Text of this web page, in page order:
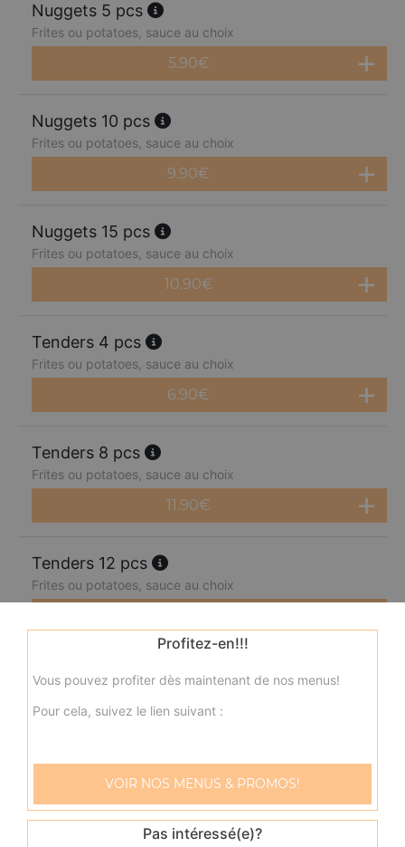
Nuggets 5 pcs
Frites ou potatoes, sauce au choix
5.90€
Nuggets 10 pcs
Frites ou potatoes, sauce au choix
9.90€
Nuggets 15 pcs
Frites ou potatoes, sauce au choix
10.90€
Tenders 4 pcs
Frites ou potatoes, sauce au choix
6.90€
Tenders 8 pcs
Frites ou potatoes, sauce au choix
11.90€
Tenders 12 pcs
Frites ou potatoes, sauce au choix
Onion rings 10 pcs
Mozzarella sticks 8 pcs
Frites ou potatoes, sauce au choix
8.90€
Profitez-en!!!
Vous pouvez profiter dès maintenant de nos menus!
Pour cela, suivez le lien suivant :
VOIR NOS MENUS & PROMOS!
Pas intéressé(e)?